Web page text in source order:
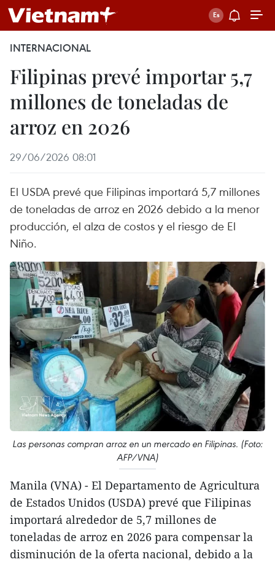
INTERNACIONAL
Filipinas prevé importar 5,7
millones de toneladas de
arroz en 2026
29/06/2026 08:01
El USDA prevé que Filipinas importará 5,7 millones
de toneladas de arroz en 2026 debido a la menor
producción, el alza de costos y el riesgo de El
Niño.
Las personas compran arroz en un mercado en Filipinas. (Foto:
AFP/VNA)
Manila (VNA) - El Departamento de Agricultura
de Estados Unidos (USDA) prevé que Filipinas
importará alrededor de 5,7 millones de
toneladas de arroz en 2026 para compensar la
disminución de la oferta nacional, debido a la